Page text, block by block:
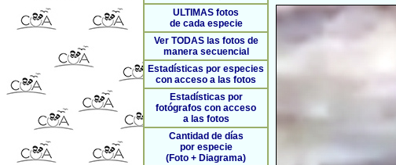
ULTIMAS fotos
de cada especie
Ver TODAS las fotos de
manera secuencial
Estadísticas por especies
con acceso a las fotos
Estadísticas por
fotógrafos con acceso
a las fotos
Cantidad de días
por especie
(Foto + Diagrama)